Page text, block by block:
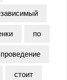
по
проведение
стоит